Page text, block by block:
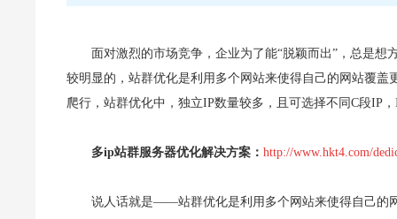
面对激烈的市场竞争，企业为了能“脱颖而出”，总是
较明显的，站群优化是利用多个网站来使得自己的网站覆
爬行，站群优化中，独立IP数量较多，且可选择不同C段IP
多ip站群服务器优化解决方案： http://www.hkt4.com/
说人话就是——站群优化是利用多个网站来使得自己的